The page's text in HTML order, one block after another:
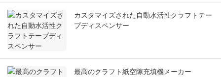
カスタマイズされた自動水活性クラフトテー
プディスペンサー
最高のクラフト紙空隙充填機メーカー